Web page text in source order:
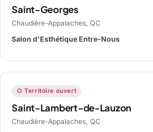
Saint-Georges
Chaudière-Appalaches, QC
Salon d'Esthétique Entre-Nous
○ Territoire ouvert
Saint-Lambert-de-Lauzon
Chaudière-Appalaches, QC